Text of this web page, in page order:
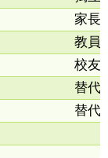
家長
教員
校友
替代
替代